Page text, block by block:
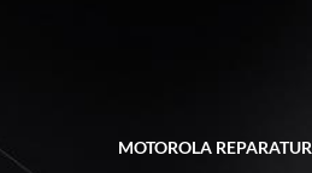
MOTOROLA REPARATUR